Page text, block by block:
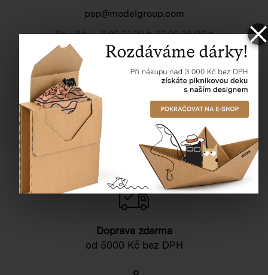
psp@modelgroup.com
Po - Pá | 8:00-11:30 h,12:00-16:00 h
Dotazy k tomuto produktu
Doprava zdarma
od 5000 Kč bez DPH